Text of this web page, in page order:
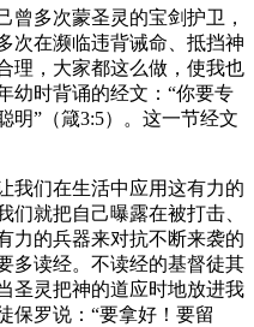
曾多次蒙圣灵的宝剑护卫，
次在濒临违背诫命、抵挡神
理，大家都这么做，使我也
幼时背诵的经文：“你要专
明”（箴3:5）。这一节经文
我们在生活中应用这有力的
们就把自己曝露在被打击、
力的兵器来对抗不断来袭的
多读经。不读经的基督徒其
圣灵把神的道应时地放进我
保罗说：“要拿好！要留